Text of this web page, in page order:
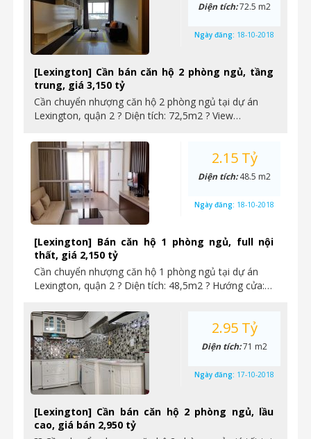
[Lexington] Cần bán căn hộ 2 phòng ngủ, tầng
trung, giá 3,150 tỷ
Cần chuyển nhượng căn hộ 2 phòng ngủ tại dự án
Lexington, quận 2 ? Diện tích: 72,5m2 ? View…
Diện tích:72.5 m2
Ngày đăng: 18-10-2018
[Lexington] Bán căn hộ 1 phòng ngủ, full nội
thất, giá 2,150 tỷ
Cần chuyển nhượng căn hộ 1 phòng ngủ tại dự án
Lexington, quận 2 ? Diện tích: 48,5m2 ? Hướng cửa:…
2.15 Tỷ
Diện tích:48.5 m2
Ngày đăng: 18-10-2018
[Lexington] Cần bán căn hộ 2 phòng ngủ, lầu
cao, giá bán 2,950 tỷ
2.95 Tỷ
Diện tích:71 m2
Ngày đăng: 17-10-2018